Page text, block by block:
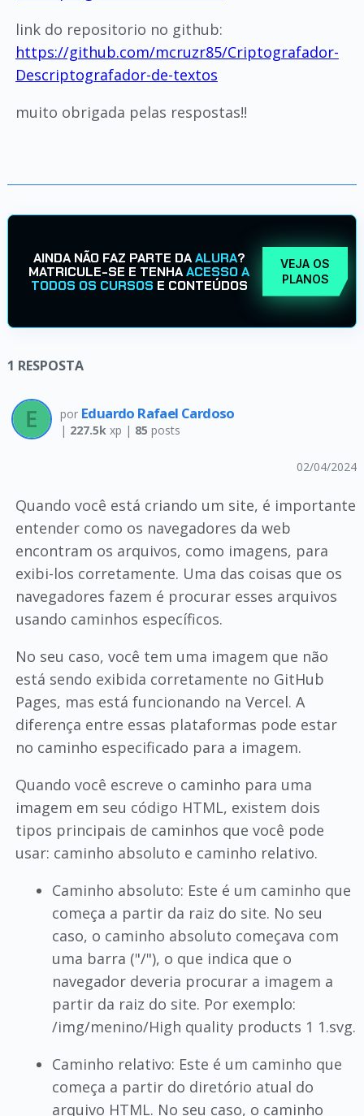
link do repositorio no github:
https://github.com/mcruzr85/Criptografador-
Descriptografador-de-textos
muito obrigada pelas respostas!!
AINDA NÃO FAZ PARTE DAALURA?
MATRICULE-SE E TENHAACESSO A
TODOS OS CURSOS E CONTEÚDOS
VEJA OS
PLANOS
1 RESPOSTA
por Eduardo Rafael Cardoso
| 227.5kxp | 85 posts
02/04/2024
Quando você está criando um site, é importante
entender como os navegadores da web
encontram os arquivos, como imagens, para
exibi-los corretamente. Uma das coisas que os
navegadores fazem é procurar esses arquivos
usando caminhos específicos.
No seu caso, você tem uma imagem que não
está sendo exibida corretamente no GitHub
Pages, mas está funcionando na Vercel. A
diferença entre essas plataformas pode estar
no caminho especificado para a imagem.
Quando você escreve o caminho para uma
imagem em seu código HTML, existem dois
tipos principais de caminhos que você pode
usar: caminho absoluto e caminho relativo.
Caminho absoluto: Este é um caminho que
começa a partir da raiz do site. No seu
caso, o caminho absoluto começava com
uma barra ("/"), o que indica que o
navegador deveria procurar a imagem a
partir da raiz do site. Por exemplo:
/img/menino/High quality products 1 1.svg.
Caminho relativo: Este é um caminho que
começa a partir do diretório atual do
arquivo HTML. No seu caso, o caminho